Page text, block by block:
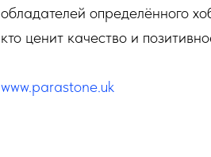
обладателей определённого
кто ценит качество и
www.parastone.uk